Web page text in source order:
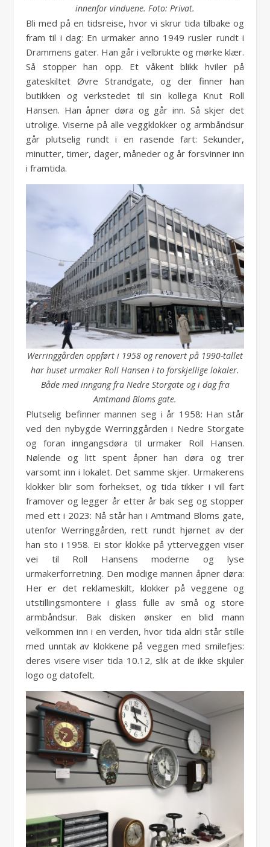
innenfor vinduene. Foto: Privat.
Bli med på en tidsreise, hvor vi skrur tida tilbake og
fram til i dag: En urmaker anno 1949 rusler rundt i
Drammens gater. Han går i velbrukte og mørke klær.
Så stopper han opp. Et våkent blikk hviler på
gateskiltet Øvre Strandgate, og der finner han
butikken og verkstedet til sin kollega Knut Roll
Hansen. Han åpner døra og går inn. Så skjer det
utrolige. Viserne på alle veggklokker og armbåndsur
går plutselig rundt i en rasende fart: Sekunder,
minutter, timer, dager, måneder og år forsvinner inn
i framtida.
Werringgården oppført i 1958 og renovert på 1990-tallet
har huset urmaker Roll Hansen i to forskjellige lokaler.
Både med inngang fra Nedre Storgate og i dag fra
Amtmand Bloms gate.
Plutselig befinner mannen seg i år 1958: Han står
ved den nybygde Werringgården i Nedre Storgate
og foran inngangsdøra til urmaker Roll Hansen.
Nølende og litt spent åpner han døra og trer
varsomt inn i lokalet. Det samme skjer. Urmakerens
klokker blir som forhekset, og tida tikker i vill fart
framover og legger år etter år bak seg og stopper
med ett i 2023: Nå står han i Amtmand Bloms gate,
utenfor Werringgården, rett rundt hjørnet av der
han sto i 1958. Ei stor klokke på ytterveggen viser
vei til Roll Hansens moderne og lyse
urmakerforretning. Den modige mannen åpner døra:
Her er det reklameskilt, klokker på veggene og
utstillingsmontere i glass fulle av små og store
armbåndsur. Bak disken ønsker en blid mann
velkommen inn i en verden, hvor tida aldri står stille
med unntak av klokkene på veggen med smilefjes:
deres visere viser tida 10.12, slik at de ikke skjuler
logo og datofelt.